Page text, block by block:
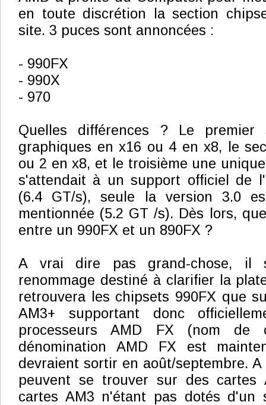
en toute discrétion la section
site. 3 puces sont annoncées :
- 990FX
- 990X
- 970
Quelles différences ? Le premier
graphiques en x16 ou 4 en x8, le
ou 2 en x8, et le troisième une
s'attendait à un support officiel de
(6.4 GT/s), seule la version 3.0
mentionnée (5.2 GT /s). Dès lors,
entre un 990FX et un 890FX ?
A vrai dire pas grand-chose, il
renommage destiné à clarifier la
retrouvera les chipsets 990FX que
AM3+ supportant donc
processeurs AMD FX (nom de
dénomination AMD FX est
devraient sortir en août/septembre.
peuvent se trouver sur des cartes
cartes AM3 n'étant pas dotés d'un